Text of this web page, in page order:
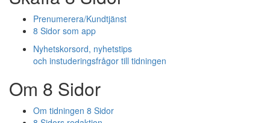
Prenumerera/Kundtjänst
8 Sidor som app
Nyhetskorsord, nyhetstips
och instuderingsfrågor till tidningen
Om 8 Sidor
Om tidningen 8 Sidor